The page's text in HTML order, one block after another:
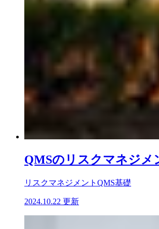
QMSのリスクマネジメ
リスクマネジメント QMS基礎
2024.10.22 更新